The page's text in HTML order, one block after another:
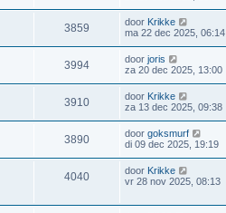
3859 door Krikke
ma 22 dec 2025, 06:14
3994 doorjoris
za 20 dec 2025, 13:00
3910 door Krikke
za 13 dec 2025, 09:38
3890 doorgoksmurf
di 09 dec 2025, 19:19
4040 door Krikke
vr 28 nov 2025, 08:13